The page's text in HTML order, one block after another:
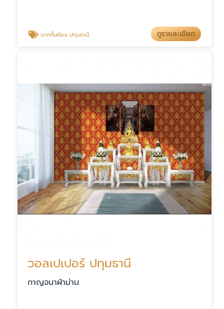
ฉากกั้นห้อง ปทุมธานี ดูรายละเอียด
วอลเปเปอร์ ปทุมธานี
กาญจนาผ้าม่าน